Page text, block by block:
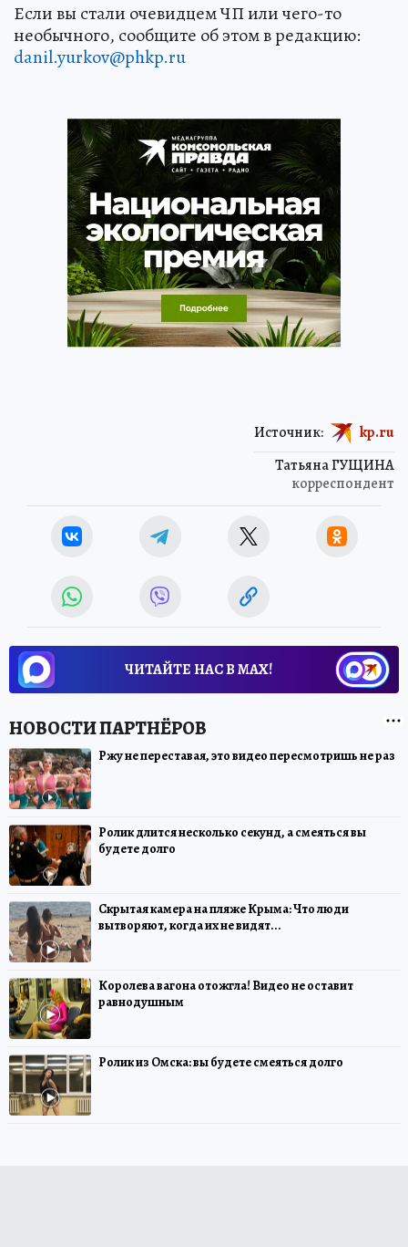
Если вы стали очевидцем ЧП или чего-то
необычного, сообщите об этом в редакцию:
danil.yurkov@phkp.ru
Татьяна ГУЩИНА
корреспондент
Источник: kp.ru
ЧИТАЙТЕ НАС В МАХ!
Ржу не переставая, это видео пересмотришь не раз
Ролик длится несколько секунд, а смеяться вы
будете долго
Скрытая камера на пляже Крыма: Что люди
вытворяют, когда их не видят...
Королева вагона отожгла! Видео не оставит
равнодушным
Ролик из Омска: вы будете смеяться долго